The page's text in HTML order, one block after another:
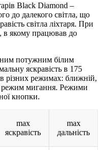
Black Diamond –
до далекого світла, що
світла ліхтаря. При
в якому працював до
потужним білим
яскравість в 175
різних режимах: ближній,
режим мигання. Режими
кнопки.
max
яскравість
max
дальність